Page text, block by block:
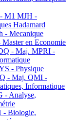
M1 MJH -
Hadamard
- Mecanique
en Economie
- Maj. MPRI -
- Physique
- Maj. QMI -
Informatique
- Analyse,
Biologie,